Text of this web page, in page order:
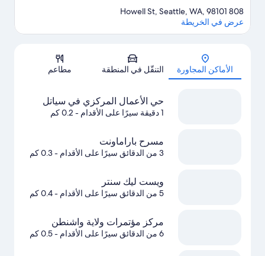
الخريطة
808 Howell St, Seattle, WA, 98101
عرض في الخريطة
الأماكن المجاورة التنقّل في المنطقة مطاعم
حي الأعمال المركزي في سياتل
1 دقيقة سيرًا على الأقدام - 0.2 كم
مسرح باراماونت
3 من الدقائق سيرًا على الأقدام - 0.3 كم
ويست ليك سنتر
5 من الدقائق سيرًا على الأقدام - 0.4 كم
مركز مؤتمرات ولاية واشنطن
6 من الدقائق سيرًا على الأقدام - 0.5 كم